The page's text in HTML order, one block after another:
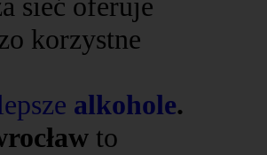
korzystne
alkohole.
to